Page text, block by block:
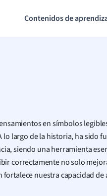
Contenidos de
en símbolos
largo de la historia, ha sido
siendo una herramienta
correctamente no solo
nuestra capacidad de